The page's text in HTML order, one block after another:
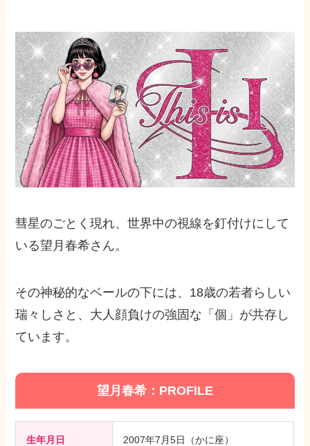
彗星のごとく現れ、世界中の視線を釘付けにして
いる望月春希さん。
その神秘的なベールの下には、18歳の若者らしい
瑞々しさと、大人顔負けの強固な「個」が共存し
ています。
望月春希：PROFILE
生年月日 2007年7月5日（かに座）